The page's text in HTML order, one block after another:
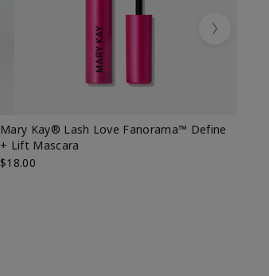
Mary Kay® Lash Love Fanorama™ Define
+ Lift Mascara
$18.00
Next